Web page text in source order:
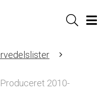
Sök
2010-